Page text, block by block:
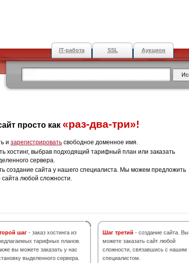
IT-работа SSL Аукцион
просто как «раз-два-три»!
и зарегистрировать свободное доменное имя.
хостинг, выбрав подходящий тарифный план или заказать
сервера.
создание сайта у нашего специалиста. Мы можем предложить
сайта любой сложности.
шаг - заказ хостинга из
тарифных планов.
вы можете заказать у нас
выделенного сервера.
Шаг третий - создание сайта. Вы
можете заказать сайт любой
сложности, связавшись с нашим
специалистом.